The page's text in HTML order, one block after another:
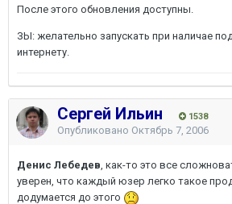
После этого обновления доступны.
ЗЫ: желательно запускать при наличае
интернету.
Сергей Ильин 1538
Опубликовано Октябрь 7, 2006
Денис Лебедев, как-то это все
уверен, что каждый юзер легко такое
додумается до этого